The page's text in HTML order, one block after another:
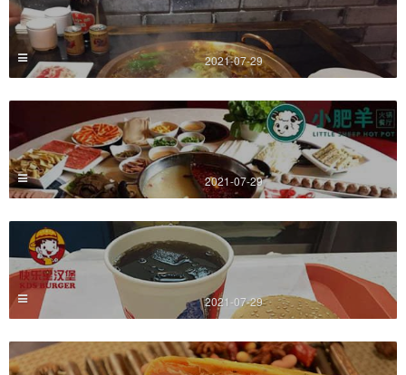
2021-07-29
2021-07-29
2021-07-29